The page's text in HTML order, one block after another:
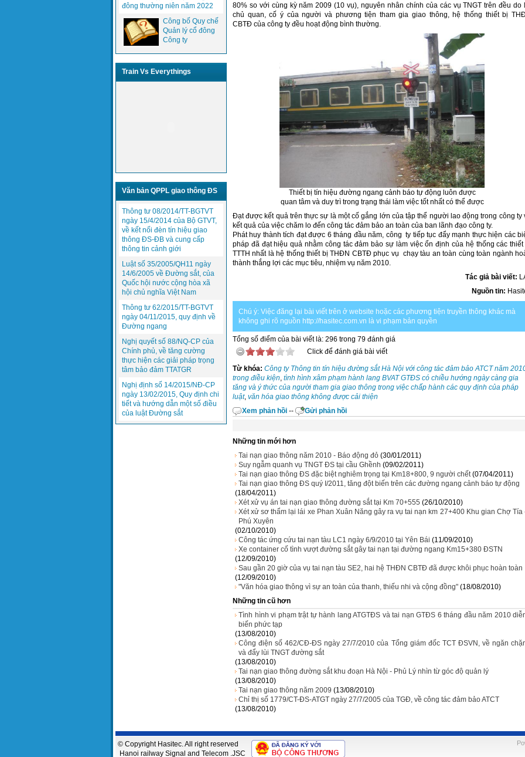
đông thường niên năm 2022
Công bố Quy chế
Quản lý cổ đông
Công ty
Train Vs Everythings
Văn bản QPPL giao thông ĐS
Thông tư 08/2014/TT-BGTVT
ngày 15/4/2014 của Bộ GTVT,
về kết nối đèn tín hiệu giao
thông ĐS-ĐB và cung cấp
thông tin cảnh giới
Luật số 35/2005/QH11 ngày
14/6/2005 về Đường sắt, của
Quốc hội nước cộng hòa xã
hội chủ nghĩa Việt Nam
Thông tư 62/2015/TT-BGTVT
ngày 04/11/2015, quy định về
Đường ngang
Nghị quyết số 88/NQ-CP của
Chính phủ, về tăng cường
thực hiện các giải pháp trọng
tâm bảo đảm TTATGR
Nghị định số 14/2015/NĐ-CP
ngày 13/02/2015, Quy định chi
tiết và hướng dẫn một số điều
của luật Đường sắt
80% so với cùng kỳ năm 2009 (10 vụ), nguyên nhân chính của các vụ TNGT trên đều do
chủ quan, cố ý của người và phương tiện tham gia giao thông, hệ thống thiết bị
CBTĐ của công ty đều hoạt động bình thường.
Thiết bị tín hiệu đường ngang cảnh báo tự động luôn được
quan tâm và duy trì trong trạng thái làm việc tốt nhất có thể được
Đạt được kết quả trên thực sự là một cố gắng lớn của tập thể người lao động trong công ty
kết quả của việc chăm lo đến công tác đảm bảo an toàn của ban lãnh đạo công ty.
Phát huy thành tích đạt được 6 tháng đầu năm, công ty tiếp tục đẩy mạnh thực hiện các
pháp đã đạt hiệu quả nhằm công tác đảm bảo sự làm việc ổn định của hệ thống các thiết
TTTH nhất là hệ thống thiết bị THĐN CBTĐ phục vụ chạy tàu an toàn cùng toàn ngành
thành thắng lợi các mục tiêu, nhiệm vụ năm 2010.
Tác giả bài viết:
Nguồn tin:
Chú ý: Việc đăng lại bài viết trên ở website hoặc các phương tiện truyền thông khác mà
không ghi rõ nguồn http://hasitec.com.vn là vi phạm bản quyền
Tổng số điểm của bài viết là: 296 trong 79 đánh giá
Click để đánh giá bài viết
Từ khóa: Công ty Thông tin tín hiệu đường sắt Hà Nội với công tác đảm bảo ATCT năm
trong điều kiện, tình hình xâm phạm hành lang BVAT GTĐS có chiều hướng ngày càng gia
tăng và ý thức của người tham gia giao thông trong việc chấp hành các quy định của pháp
luật, văn hóa giao thông không được cải thiện
Xem phản hồi -- Gửi phản hồi
Những tin mới hơn
Tai nạn giao thông năm 2010 - Báo động đỏ (30/01/2011)
Suy ngẫm quanh vụ TNGT ĐS tại cầu Ghềnh (09/02/2011)
Tai nạn giao thông ĐS đặc biệt nghiêm trọng tại Km18+800, 9 người chết (07/04/2011)
Tai nạn giao thông ĐS quý I/2011, tăng đột biến trên các đường ngang cảnh báo tự động
(18/04/2011)
Xét xử vụ án tai nạn giao thông đường sắt tại Km 70+555 (26/10/2010)
Xét xử sơ thẩm lại lái xe Phan Xuân Năng gây ra vụ tai nạn km 27+400 Khu gian Chợ Tía
Phú Xuyên
(02/10/2010)
Công tác ứng cứu tai nạn tàu LC1 ngày 6/9/2010 tại Yên Bái (11/09/2010)
Xe container cố tình vượt đường sắt gây tai nạn tại đường ngang Km15+380 ĐSTN
(12/09/2010)
Sau gần 20 giờ của vụ tai nạn tàu SE2, hai hệ THĐN CBTĐ đã được khôi phục hoàn toàn
(12/09/2010)
"Văn hóa giao thông vì sự an toàn của thanh, thiếu nhi và cộng đồng" (18/08/2010)
Những tin cũ hơn
Tình hình vi phạm trật tự hành lang ATGTĐS và tai nạn GTĐS 6 tháng đầu năm 2010
biến phức tạp
(13/08/2010)
Công điện số 462/CĐ-ĐS ngày 27/7/2010 của Tổng giám đốc TCT ĐSVN, về ngăn
và đẩy lùi TNGT đường sắt
(13/08/2010)
Tai nạn giao thông đường sắt khu đoạn Hà Nội - Phủ Lý nhìn từ góc độ quản lý
(13/08/2010)
Tai nạn giao thông năm 2009 (13/08/2010)
Chỉ thị số 1779/CT-ĐS-ATGT ngày 27/7/2005 của TGĐ, về công tác đảm bảo ATCT
(13/08/2010)
© Copyright Hasitec. All right reserved
Hanoi railway Signal and Telecom .JSC